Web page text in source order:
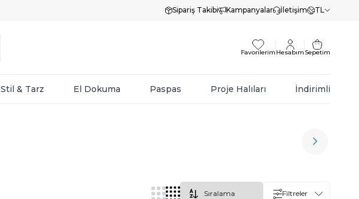
Sipariş Takibi Kampanyalar İletişim TL
Favorilerim Hesabım Sepetim
Stil & Tarz El Dokuma Paspas Proje Halıları İndirimli
Filtreler